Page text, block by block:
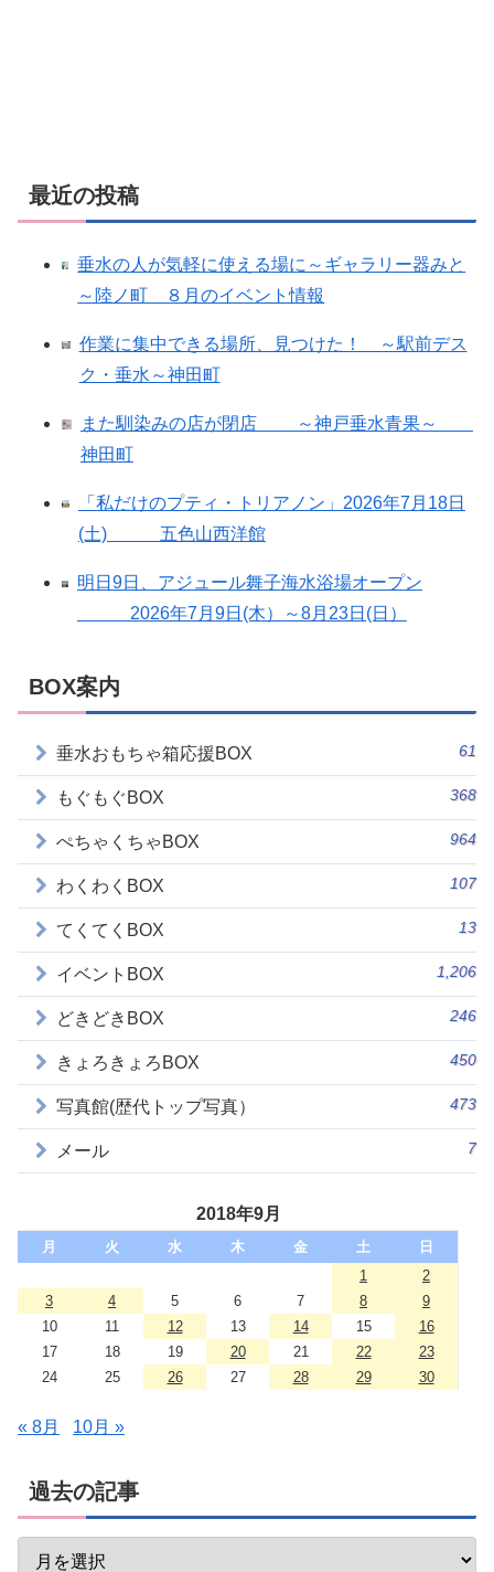
最近の投稿
垂水の人が気軽に使える場に～ギャラリー器みと
～陸ノ町 ８月のイベント情報
作業に集中できる場所、見つけた！ ～駅前デス
ク・垂水～神田町
また馴染みの店が閉店 ～神戸垂水青果～
神田町
「私だけのプティ・トリアノン」2026年7月18日
(土) 五色山西洋館
明日9日、アジュール舞子海水浴場オープン
2026年7月9日(木）～8月23日(日）
BOX案内
垂水おもちゃ箱応援BOX 61
もぐもぐBOX 368
ぺちゃくちゃBOX 964
わくわくBOX 107
てくてくBOX 13
イベントBOX 1,206
どきどきBOX 246
きょろきょろBOX 450
写真館(歴代トップ写真） 473
メール 7
2018年9月
月 火 水 木 金 土
日
1
2
3
4 5 6 7 8
9
10
11 12 13 14 15
16
17
18 19 20 21 22
23
24
25 26 27 28 29 30
« 8月 10月 »
過去の記事